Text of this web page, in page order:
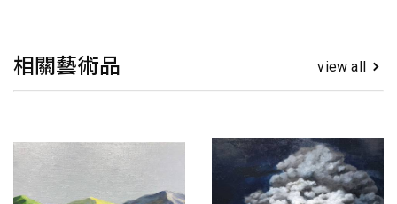
相關藝術品 view all